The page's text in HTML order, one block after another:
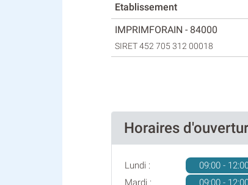
Etablissement
IMPRIMFORAIN - 84000
SIRET 452 705 312 00018
Horaires
Lundi : 09:00 -
Mardi :
09:00 -